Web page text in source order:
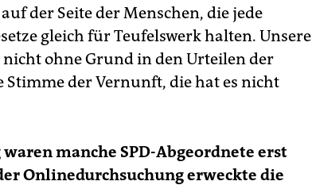
der Seite der Menschen, die jede
gleich für Teufelswerk halten. Unsere
ohne Grund in den Urteilen der
Stimme der Vernunft, die hat es nicht
manche SPD-Abgeordnete erst
Onlinedurchsuchung erweckte die